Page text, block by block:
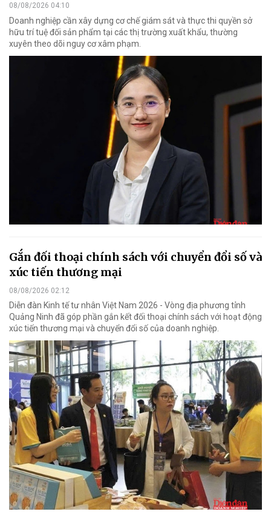
08/08/2026 04:10
Doanh nghiệp cần xây dựng cơ chế giám sát và thực thi quyền sở
hữu trí tuệ đối sản phẩm tại các thị trường xuất khẩu, thường
xuyên theo dõi nguy cơ xâm phạm.
Gắn đối thoại chính sách với chuyển đổi số và
xúc tiến thương mại
08/08/2026 02:12
Diễn đàn Kinh tế tư nhân Việt Nam 2026 - Vòng địa phương tỉnh
Quảng Ninh đã góp phần gắn kết đối thoại chính sách với hoạt động
xúc tiến thương mại và chuyển đổi số của doanh nghiệp.